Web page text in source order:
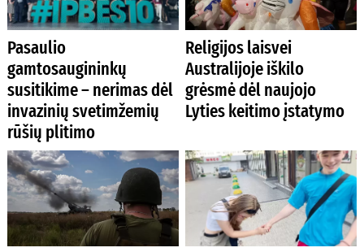
Pasaulio
gamtosaugininkų
susitikime – nerimas dėl
invazinių svetimžemių
rūšių plitimo
Religijos laisvei
Australijoje iškilo
grėsmė dėl naujojo
Lyties keitimo įstatymo